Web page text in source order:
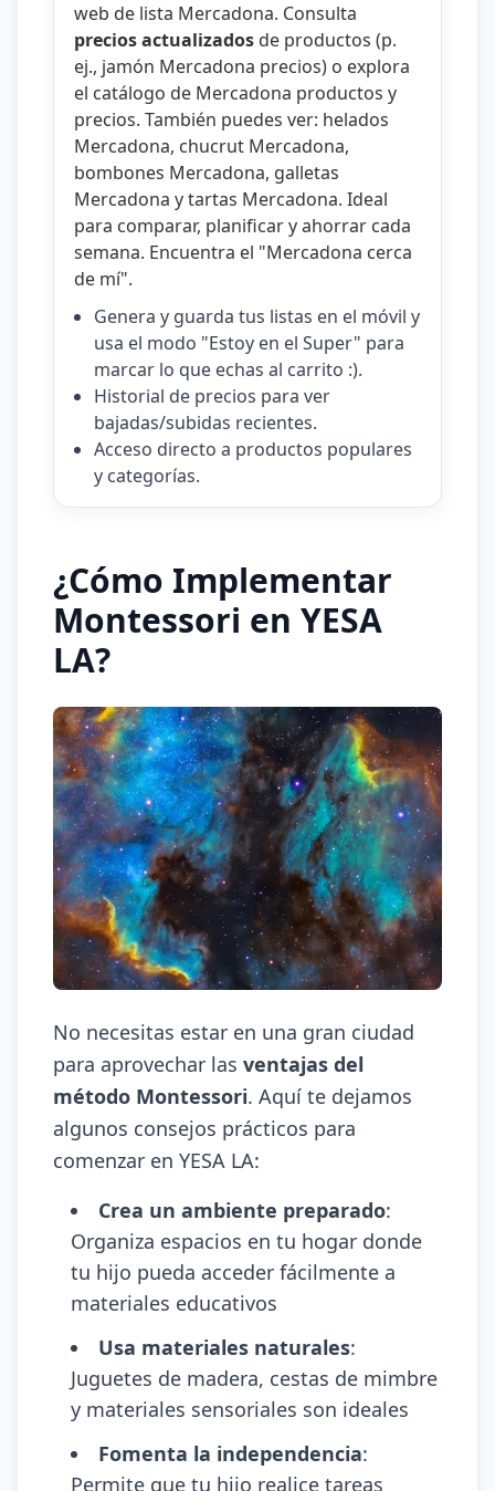
web de lista Mercadona. Consulta
precios actualizados de productos (p.
ej., jamón Mercadona precios) o explora
el catálogo de Mercadona productos y
precios. También puedes ver: helados
Mercadona, chucrut Mercadona,
bombones Mercadona, galletas
Mercadona ytartas Mercadona. Ideal
para comparar, planificar y ahorrar cada
semana. Encuentra el "Mercadona cerca
de mí".
Genera y guarda tus listas en el móvil y
usa el modo "Estoy en el Super" para
marcar lo que echas al carrito :).
Historial de precios para ver
bajadas/subidas recientes.
Acceso directo a productos populares
y categorías.
¿Cómo Implementar
Montessori en YESA
LA?
No necesitas estar en una gran ciudad
para aprovechar las ventajas del
método Montessori. Aquí te dejamos
algunos consejos prácticos para
comenzar en YESA LA:
Crea un ambiente preparado:
Organiza espacios en tu hogar donde
tu hijo pueda acceder fácilmente a
materiales educativos
Usa materiales naturales:
Juguetes de madera, cestas de mimbre
y materiales sensoriales son ideales
Fomenta la independencia:
Permite que tu hijo realice tareas